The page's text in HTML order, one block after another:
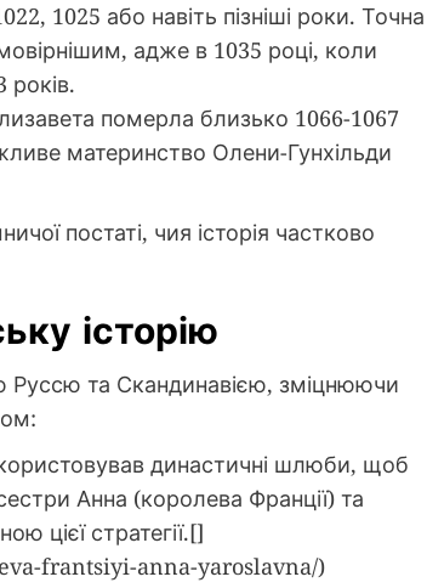
1025 або навіть пізніші роки. Точна
адже в 1035 році, коли
померла близько 1066-1067
материнство Олени-Гунхільди
постаті, чия історія частково
історію
Руссю та Скандинавією, зміцнюючи
династичні шлюби, щоб
Анна (королева Франції) та
цієї стратегії.[]
frantsiyi-anna-yaroslavna/)